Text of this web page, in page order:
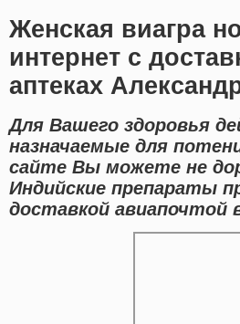
Женская виагра
интернет с
аптеках
Для Вашего здоровья
назначаемые для
сайте Вы можете не
Индийские препараты
доставкой авиапочтой